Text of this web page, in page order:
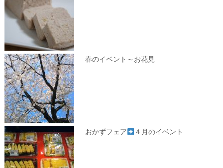
春のイベント～お花見
おかずフェア ４月のイベント